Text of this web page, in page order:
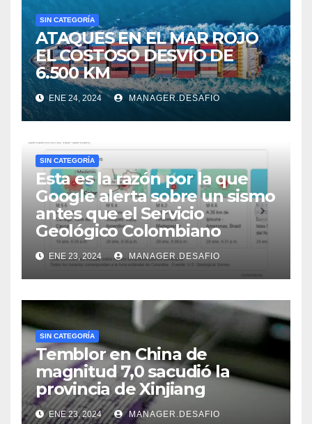
SIN CATEGORÍA
ATAQUES EN EL MAR ROJO
EL COSTOSO DESVÍO DE
6.500 KM
ENE 24, 2024 MANAGER.DESAFIO
SIN CATEGORÍA
Esta es la razón por la que
Google alerta sobre un sismo
antes que el Servicio
Geológico Colombiano
ENE 23, 2024 MANAGER.DESAFIO
SIN CATEGORÍA
Temblor en China de
magnitud 7,0 sacudió la
provincia de Xinjiang
ENE 23, 2024 MANAGER.DESAFIO